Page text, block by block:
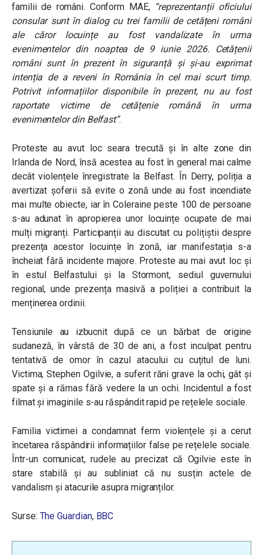
familii de români. Conform MAE, “reprezentanții oficiului
consular sunt în dialog cu trei familii de cetățeni români
ale căror locuințe au fost vandalizate în urma
evenimentelor din noaptea de 9 iunie 2026. Cetățenii
români sunt în prezent în siguranță și și-au exprimat
intenția de a reveni în România în cel mai scurt timp.
Potrivit informațiilor disponibile în prezent, nu au fost
raportate victime de cetățenie română în urma
evenimentelor din Belfast”.
Proteste au avut loc seara trecută și în alte zone din
Irlanda de Nord, însă acestea au fost în general mai calme
decât violențele înregistrate la Belfast. În Derry, poliția a
avertizat șoferii să evite o zonă unde au fost incendiate
mai multe obiecte, iar în Coleraine peste 100 de persoane
s-au adunat în apropierea unor locuințe ocupate de mai
mulți migranți. Participanții au discutat cu polițiștii despre
prezența acestor locuințe în zonă, iar manifestația s-a
încheiat fără incidente majore. Proteste au mai avut loc și
în estul Belfastului și la Stormont, sediul guvernului
regional, unde prezența masivă a poliției a contribuit la
menținerea ordinii.
Tensiunile au izbucnit după ce un bărbat de origine
sudaneză, în vârstă de 30 de ani, a fost inculpat pentru
tentativă de omor în cazul atacului cu cuțitul de luni.
Victima, Stephen Ogilvie, a suferit răni grave la ochi, gât și
spate și a rămas fără vedere la un ochi. Incidentul a fost
filmat și imaginile s-au răspândit rapid pe rețelele sociale.
Familia victimei a condamnat ferm violențele și a cerut
încetarea răspândirii informațiilor false pe rețelele sociale.
Într-un comunicat, rudele au precizat că Ogilvie este în
stare stabilă și au subliniat că nu susțin actele de
vandalism și atacurile asupra migranților.
Surse: The Guardian, BBC